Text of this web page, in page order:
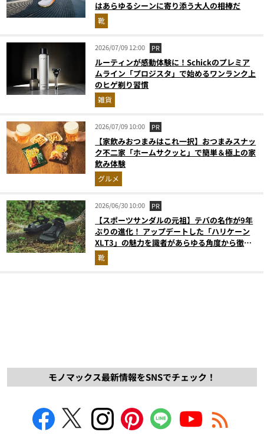
はあらゆるシーンに寄り添う大人の相棒だ
靴
2026/07/09 12:00 PR
ルーティンが感動体験に！Schickのプレミア
ムライン「プロジスタ」で始めるワンランク上
のヒゲ剃り習慣
雑貨
2026/07/09 10:00 PR
【家飲みおつまみはこれ一択】おつまみスナッ
ク不二家「ホームサクッと」で簡単＆極上の家
飲み体験
グルメ
2026/06/30 10:00 PR
【スポーツサンダルの元祖】テバの名作が9年
ぶりの進化！ アップデートした「ハリケーン
XLT3」の魅力を識者があらゆる角度から徹底
解説！
靴
モノマックス最新情報をSNSでチェック！